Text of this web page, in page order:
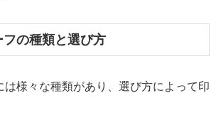
の種類と選び方
は様々な種類があり、選び方によって印